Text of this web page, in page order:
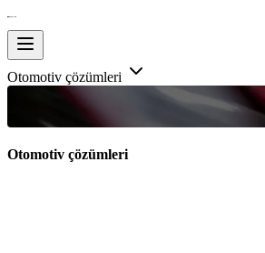
Otomotiv çözümleri
Otomotiv çözümleri